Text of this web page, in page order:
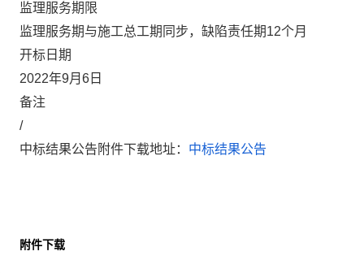
监理服务期限
监理服务期与施工总工期同步，缺陷责任期12个月
开标 日期
2022年9月 6 日
备注
/
中标结果公告附件下载地址： 中标结果公告
附件下载